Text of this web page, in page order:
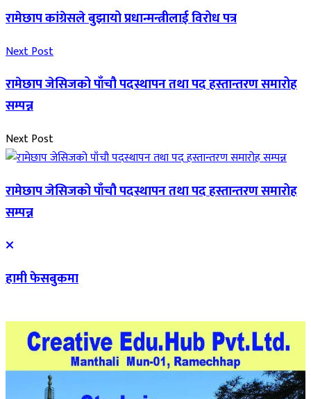
रामेछाप कांग्रेसले बुझायो प्रधान्मन्त्रीलाई विरोध पत्र
Next Post
रामेछाप जेसिजको पाँचौ पदस्थापन तथा पद हस्तान्तरण समारोह
सम्पन्न
Next Post
रामेछाप जेसिजको पाँचौ पदस्थापन तथा पद हस्तान्तरण समारोह
सम्पन्न
हामी फेसबुकमा